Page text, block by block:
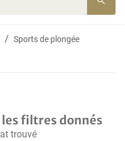
Sports de plongée
filtres donnés
trouvé